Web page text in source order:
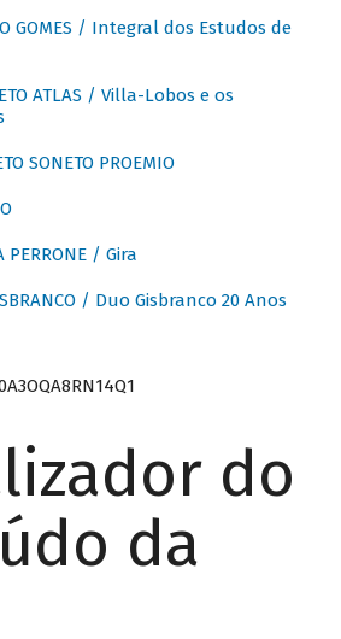
GOMES / Integral dos Estudos de
ATLAS / Villa-Lobos e os
SONETO PROEMIO
PERRONE / Gira
/ Duo Gisbranco 20 Anos
do
da